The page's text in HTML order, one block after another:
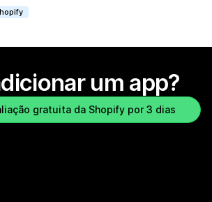
um app?
gratuita da Shopify por 3 dias